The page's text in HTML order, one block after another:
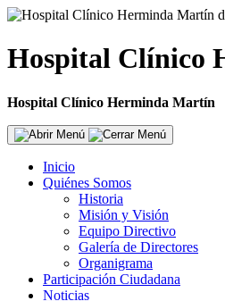
Hospital Clínico
Hospital Clínico Herminda Martín
Inicio
Quiénes Somos
Historia
Misión y Visión
Equipo Directivo
Galería de Directores
Organigrama
Participación Ciudadana
Noticias